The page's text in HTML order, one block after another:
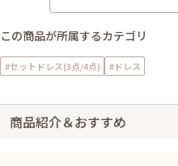
この商品が所属するカテゴリ
#セットドレス(3点/4点) #ドレス
商品紹介＆おすすめ